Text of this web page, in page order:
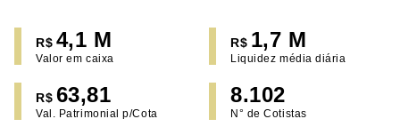
R$ 4,1 M
Valor em caixa
R$ 1,7 M
Liquidez média diária
R$ 63,81
Val. Patrimonial p/Cota
8.102
N° de Cotistas